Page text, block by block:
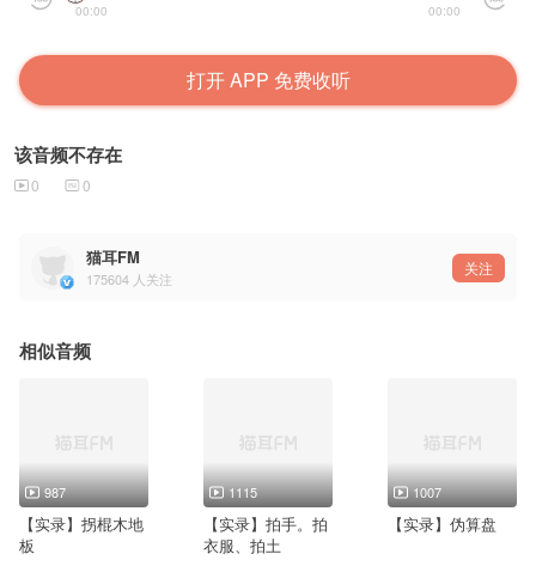
00:00 00:00
打开 APP 免费收听
该音频不存在
0 0
猫耳FM
175604 人关注
关注
相似音频
987
【实录】拐棍木地
板
1115
【实录】拍手。拍
衣服、拍土
1007
【实录】伪算盘